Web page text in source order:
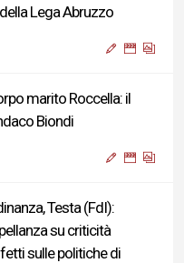
Lega Abruzzo
marito Roccella: il
Biondi
Testa (FdI):
su criticità
sulle politiche di